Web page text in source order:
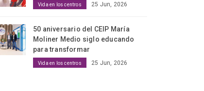
Vida en los centros 25 Jun, 2026
50 aniversario del CEIP María
Moliner Medio siglo educando
para transformar
Vida en los centros 25 Jun, 2026